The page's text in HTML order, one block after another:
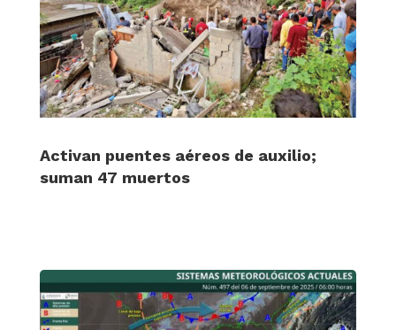
Activan puentes aéreos de auxilio;
suman 47 muertos